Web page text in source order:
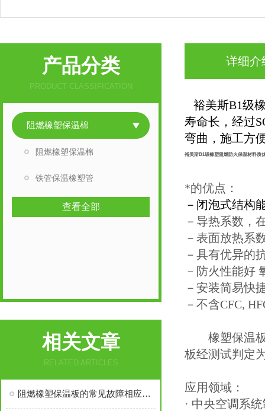
产品分类
PRODUCT CLASSIFICATION
阻燃橡塑保温棉
阻燃橡塑保温棉
铁管保温橡塑管
查看全部
相关文章
RELATED ARTICLES
阻燃橡塑保温板的常见故障相应解决方法分享
详细介
裕美斯B1级
寿命长，经过
弯曲，施工方
裕美斯B1级橡塑阻燃防火保温材料质
*的优点：
－闭泡式结构
－导热系数，
－表面放热系
－具有优异的
－防火性能好
－安装简易快
－不含CFC,
橡塑保温板
板经测试判定
应用领域：
· 中央空调系